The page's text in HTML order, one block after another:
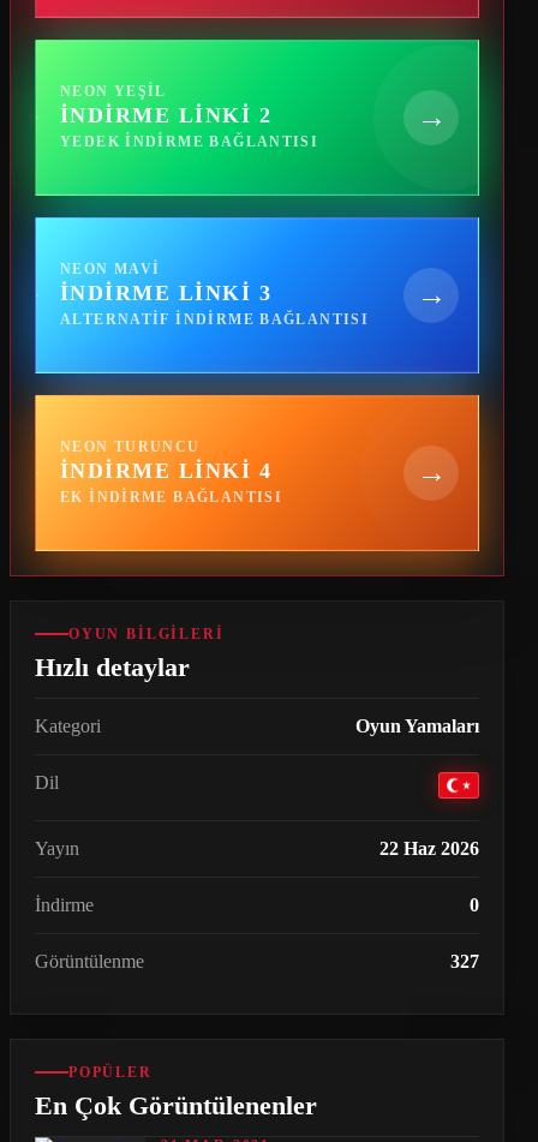
NEON YEŞIL
İNDIRME LINKI 2
YEDEK INDIRME BAĞLANTISI
→
NEON MAVI
İNDIRME LINKI 3
ALTERNATIF INDIRME BAĞLANTISI
→
NEON TURUNCU
İNDIRME LINKI 4
EK INDIRME BAĞLANTISI
→
OYUN BILGILERI
Hızlı detaylar
Kategori Oyun Yamaları
Dil
Yayın 22 Haz 2026
İndirme 0
Görüntülenme 327
POPÜLER
En Çok Görüntülenenler